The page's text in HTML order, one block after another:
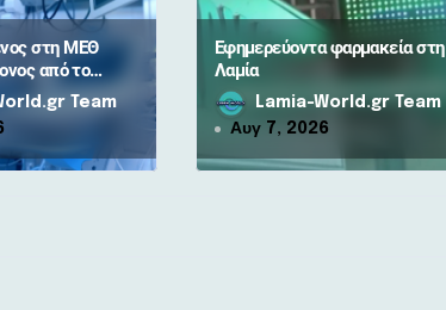
στη ΜΕΘ
από το
–
Team
Εφημερεύοντα φαρμακεία στη
Λαμία
Lamia-World.gr Team
Αυγ 7, 2026